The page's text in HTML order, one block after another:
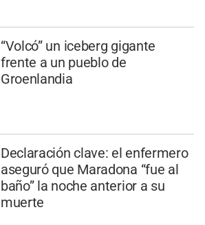
“Volcó” un iceberg gigante
frente a un pueblo de
Groenlandia
Declaración clave: el enfermero
aseguró que Maradona “fue al
baño” la noche anterior a su
muerte